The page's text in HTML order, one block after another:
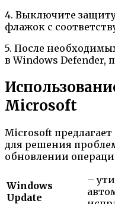
4. Выключите
флажок с
5. После
в Windows Defender,
Microsoft
Microsoft
для решения
обновлении
Windows
Update
–